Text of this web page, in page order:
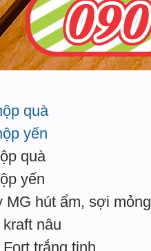
quà
yến
quà
yến
MG hút ẩm, sợi
nâu
trắng tinh